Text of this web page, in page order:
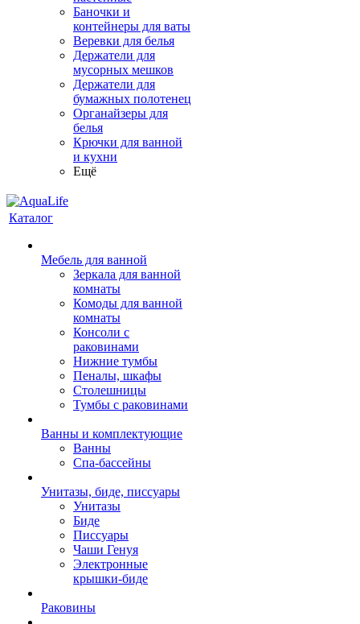
Баночки и
контейнеры для ваты
Веревки для белья
Держатели для
мусорных мешков
Держатели для
бумажных полотенец
Органайзеры для
белья
Крючки для ванной
и кухни
Ещё
Каталог
Мебель для ванной
Зеркала для ванной
комнаты
Комоды для ванной
комнаты
Консоли с
раковинами
Нижние тумбы
Пеналы, шкафы
Столешницы
Тумбы с раковинами
Ванны и комплектующие
Ванны
Спа-бассейны
Унитазы, биде, писсуары
Унитазы
Биде
Писсуары
Чаши Генуя
Электронные
крышки-биде
Раковины